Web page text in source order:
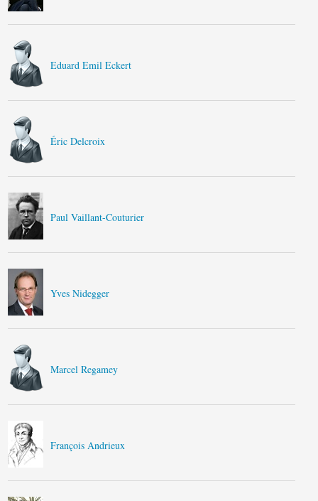
Eduard Emil Eckert
Éric Delcroix
Paul Vaillant-Couturier
Yves Nidegger
Marcel Regamey
François Andrieux